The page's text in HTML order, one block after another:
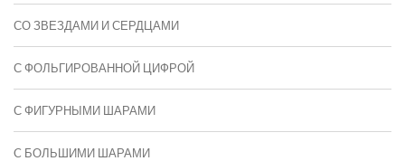
СО ЗВЕЗДАМИ И СЕРДЦАМИ
С ФОЛЬГИРОВАННОЙ ЦИФРОЙ
С ФИГУРНЫМИ ШАРАМИ
C БОЛЬШИМИ ШАРАМИ